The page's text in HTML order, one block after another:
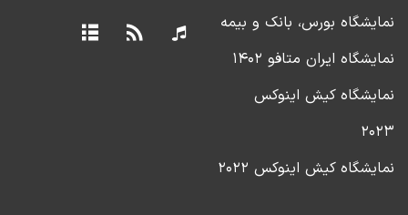
نمایشگاه بورس، بانک و بیمه
نمایشگاه ایران متافو ۱۴۰۲
نمایشگاه کیش اینوکس
۲۰۲۳
نمایشگاه کیش اینوکس ۲۰۲۲